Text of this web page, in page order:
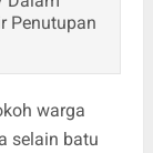
Penutupan
warga
selain batu